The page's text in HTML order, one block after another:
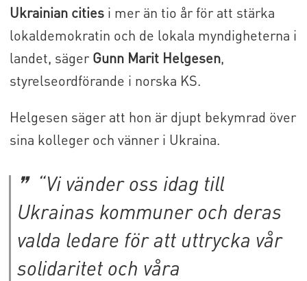
Ukrainian citiesi mer än tio år för att stärka
lokaldemokratin och de lokala myndigheterna i
landet, säger Gunn Marit Helgesen,
styrelseordförande i norska KS.
Helgesen säger att hon är djupt bekymrad över
sina kolleger och vänner i Ukraina.
“Vi vänder oss idag till
Ukrainas kommuner och deras
valda ledare för att uttrycka vår
solidaritet och våra